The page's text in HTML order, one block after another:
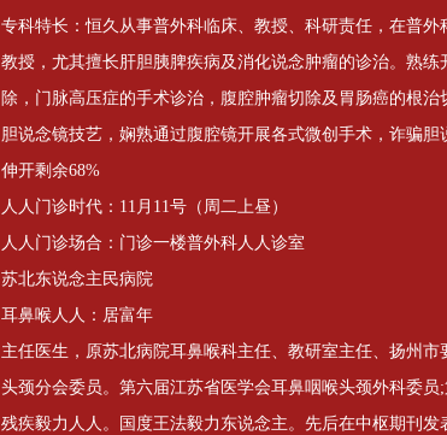
专科特长：恒久从事普外科临床、教授、科研责任，在普
教授，尤其擅长肝胆胰脾疾病及消化说念肿瘤的诊治。熟
除，门脉高压症的手术诊治，腹腔肿瘤切除及胃肠癌的根
胆说念镜技艺，娴熟通过腹腔镜开展各式微创手术，诈骗胆
伸开剩余68%
人人门诊时代：11月11号（周二上昼）
人人门诊场合：门诊一楼普外科人人诊室
苏北东说念主民病院
耳鼻喉人人：居富年
主任医生，原苏北病院耳鼻喉科主任、教研室主任、扬州
头颈分会委员。第六届江苏省医学会耳鼻咽喉头颈外科委
残疾毅力人人。国度王法毅力东说念主。先后在中枢期刊发